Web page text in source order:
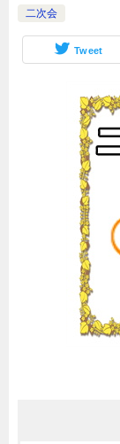
二次会
Tweet